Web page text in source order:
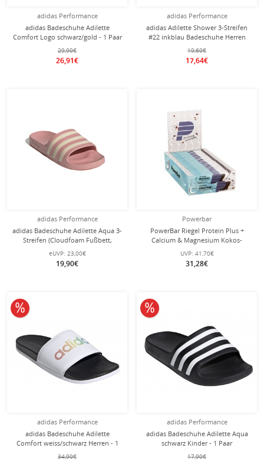
adidas Performance
adidas Badeschuhe Adilette
Comfort Logo schwarz/gold - 1 Paar
29,90€
26,91€
adidas Performance
adidas Adilette Shower 3-Streifen
#22 inkblau Badeschuhe Herren
19,60€
17,64€
adidas Performance
adidas Badeschuhe Adilette Aqua 3-
Streifen (Cloudfoam Fußbett,
vorgeformter EVA-Riemen) mauve
pink - 1 Paar
eUVP: 23,00€
19,90€
Powerbar
PowerBar Riegel Protein Plus +
Calcium & Magnesium Kokos-
Geschmack 30x35g Box
UVP: 41,70€
31,28€
adidas Performance
adidas Badeschuhe Adilette
Comfort weiss/schwarz Herren - 1
Paar
34,90€
10% reduziert
adidas Performance
adidas Badeschuhe Adilette Aqua
schwarz Kinder - 1 Paar
17,90€
10% reduziert